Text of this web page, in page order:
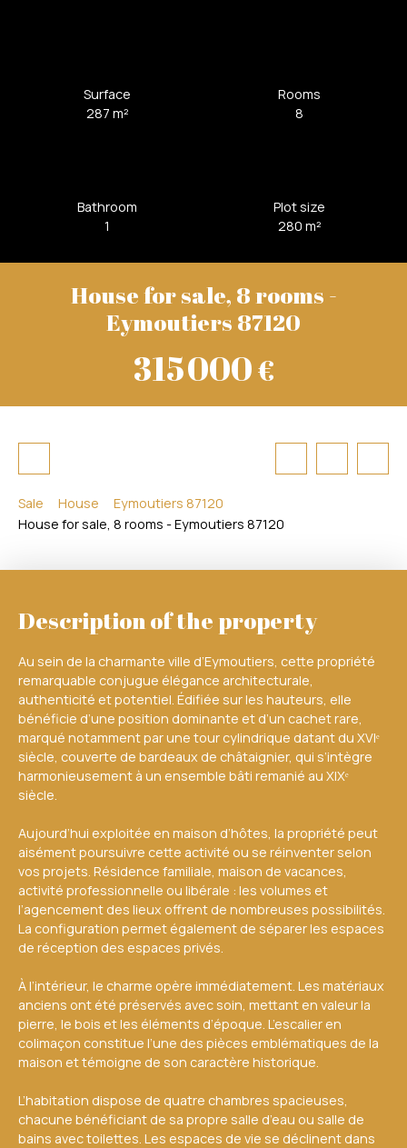
Surface
287 m²
Rooms
8
Bathroom
1
Plot size
280 m²
House for sale, 8 rooms -
Eymoutiers 87120
315 000€
Sale House
Eymoutiers 87120
House for sale, 8 rooms - Eymoutiers 87120
Description of the property
Au sein de la charmante ville d’Eymoutiers, cette propriété
remarquable conjugue élégance architecturale,
authenticité et potentiel. Édifiée sur les hauteurs, elle
bénéficie d’une position dominante et d’un cachet rare,
marqué notamment par une tour cylindrique datant du XVIᵉ
siècle, couverte de bardeaux de châtaignier, qui s’intègre
harmonieusement à un ensemble bâti remanié au XIXᵉ
siècle.
Aujourd’hui exploitée en maison d’hôtes, la propriété peut
aisément poursuivre cette activité ou se réinventer selon
vos projets. Résidence familiale, maison de vacances,
activité professionnelle ou libérale : les volumes et
l’agencement des lieux offrent de nombreuses possibilités.
La configuration permet également de séparer les espaces
de réception des espaces privés.
À l’intérieur, le charme opère immédiatement. Les matériaux
anciens ont été préservés avec soin, mettant en valeur la
pierre, le bois et les éléments d’époque. L’escalier en
colimaçon constitue l’une des pièces emblématiques de la
maison et témoigne de son caractère historique.
L’habitation dispose de quatre chambres spacieuses,
chacune bénéficiant de sa propre salle d’eau ou salle de
bains avec toilettes. Les espaces de vie se déclinent dans